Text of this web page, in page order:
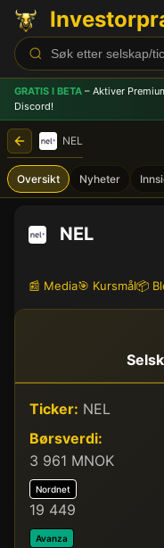
GRATIS I BETA – Aktiver
Discord!
NEL
Oversikt Nyheter
NEL
📰 Media🎯 Kursmål📦
Ticker: NEL
Børsverdi:
3 961 MNOK
Nordnet
19 449
Avanza